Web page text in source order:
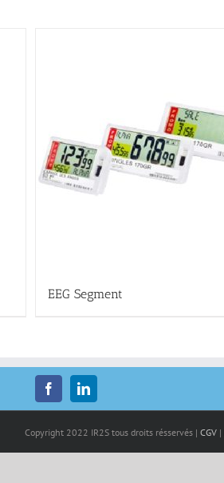
EEG Segment
Copyright 2022 IR2S tous droits résservés | CGV |